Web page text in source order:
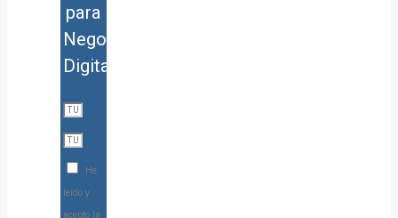
para
Negocios
Digitales
He
leído y
acepto la